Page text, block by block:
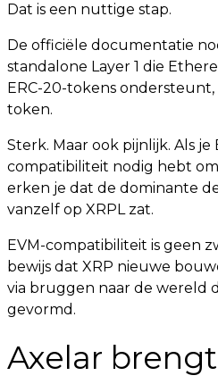
Dat is een nuttige stap.
De officiële documentatie
standalone Layer 1 die
ERC-20-tokens ondersteunt,
token.
Sterk. Maar ook pijnlijk. Als
compatibiliteit nodig hebt
erken je dat de dominante
vanzelf op XRPL zat.
EVM-compatibiliteit is geen
bewijs dat XRP nieuwe
via bruggen naar de wereld
gevormd.
Axelar